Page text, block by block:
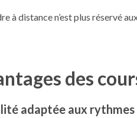
à distance n’est plus réservé
des
adaptée aux